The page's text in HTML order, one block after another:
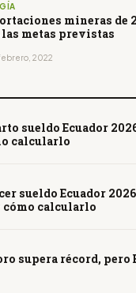
mineras de
las metas previstas
2022
sueldo Ecuador
calcularlo
sueldo Ecuador
cómo calcularlo
supera récord, pero